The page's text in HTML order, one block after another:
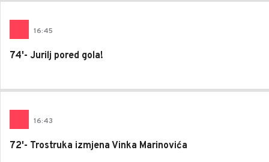
16:45
74'- Jurilj pored gola!
16:43
72'- Trostruka izmjena Vinka Marinovića